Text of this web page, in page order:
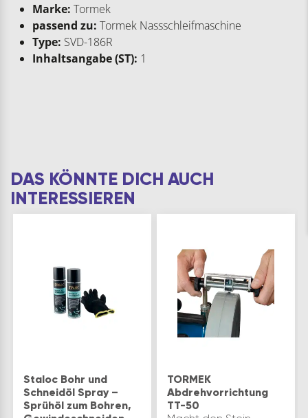
Marke: Tormek
passend zu: Tormek Nassschleifmaschine
Type: SVD-186R
Inhaltsangabe (ST): 1
DAS KÖNNTE DICH AUCH
INTERESSIEREN
Staloc Bohr und
Schneidöl Spray –
Sprühöl zum Bohren,
TORMEK
Abdrehvorrichtung
TT-50